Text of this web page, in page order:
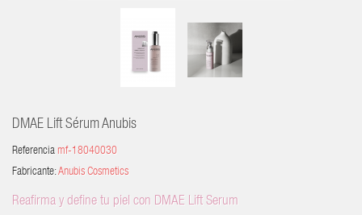
DMAE Lift Sérum Anubis
Referencia mf-18040030
Fabricante:Anubis Cosmetics
Reafirma y define tu piel con DMAE Lift Serum